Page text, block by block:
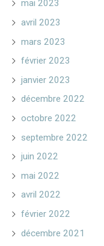
mai 2023
avril 2023
mars 2023
février 2023
janvier 2023
décembre 2022
octobre 2022
septembre 2022
juin 2022
mai 2022
avril 2022
février 2022
décembre 2021